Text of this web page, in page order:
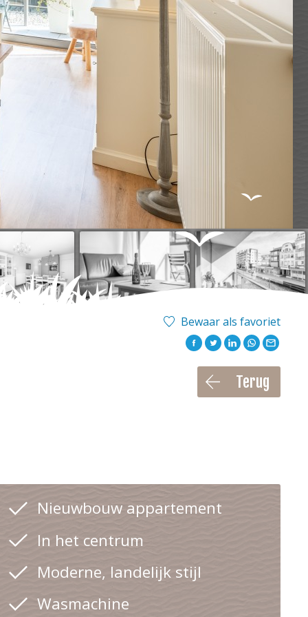
Bewaar als favoriet
Terug
Nieuwbouw appartement
In het centrum
Moderne, landelijk stijl
Wasmachine